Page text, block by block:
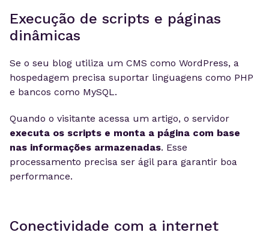
Execução de scripts e páginas
dinâmicas
Se o seu blog utiliza um CMS como WordPress, a
hospedagem precisa suportar linguagens como PHP
e bancos como MySQL.
Quando o visitante acessa um artigo, o servidor
executa os scripts e monta a página com base
nas informações armazenadas. Esse
processamento precisa ser ágil para garantir boa
performance.
Conectividade com a internet